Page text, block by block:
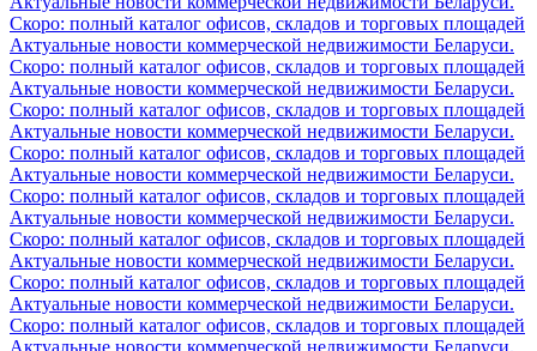
Скоро: полный каталог офисов, складов и торговых площадей
Актуальные новости коммерческой недвижимости Беларуси.
Скоро: полный каталог офисов, складов и торговых площадей
Актуальные новости коммерческой недвижимости Беларуси.
Скоро: полный каталог офисов, складов и торговых площадей
Актуальные новости коммерческой недвижимости Беларуси.
Скоро: полный каталог офисов, складов и торговых площадей
Актуальные новости коммерческой недвижимости Беларуси.
Скоро: полный каталог офисов, складов и торговых площадей
Актуальные новости коммерческой недвижимости Беларуси.
Скоро: полный каталог офисов, складов и торговых площадей
Актуальные новости коммерческой недвижимости Беларуси.
Скоро: полный каталог офисов, складов и торговых площадей
Актуальные новости коммерческой недвижимости Беларуси.
Скоро: полный каталог офисов, складов и торговых площадей
Актуальные новости коммерческой недвижимости Беларуси.